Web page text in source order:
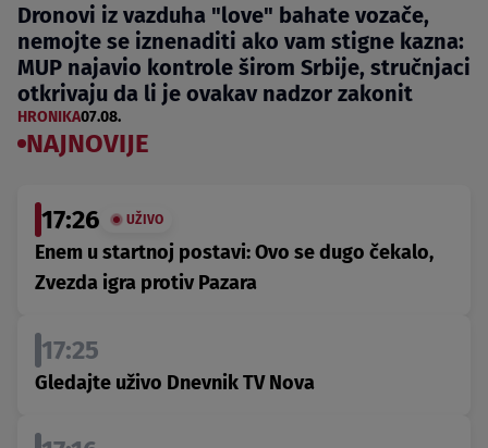
Dronovi iz vazduha "love" bahate vozače,
nemojte se iznenaditi ako vam stigne kazna:
MUP najavio kontrole širom Srbije, stručnjaci
otkrivaju da li je ovakav nadzor zakonit
HRONIKA07.08.
NAJNOVIJE
17:26 UŽIVO
Enem u startnoj postavi: Ovo se dugo čekalo,
Zvezda igra protiv Pazara
17:25
Gledajte uživo Dnevnik TV Nova